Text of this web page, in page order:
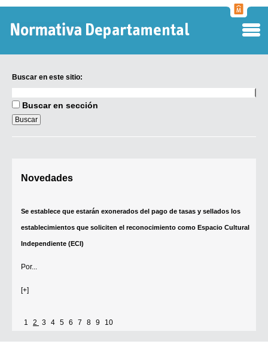
Buscar en este sitio:
en
sitio:
Buscar en sección
Novedades
Se establece que estarán exonerados del pago de tasas y sellados los
establecimientos que soliciten el reconocimiento como Espacio Cultural
Independiente (ECI)
Por...
[+]
1 2 3 4 5 6 7 8 9 10